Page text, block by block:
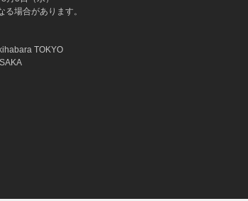
場合があります。
Akihabara TOKYO
OSAKA